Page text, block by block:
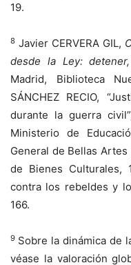
19.
8 Javier CERVERA GIL,
desde la Ley:
Madrid, Biblioteca
SÁNCHEZ RECIO,
durante la guerra
Ministerio de
General de Bellas
de Bienes Culturales,
contra los rebeldes y
166.
9 Sobre la dinámica de
véase la valoración